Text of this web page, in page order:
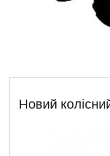
Новий